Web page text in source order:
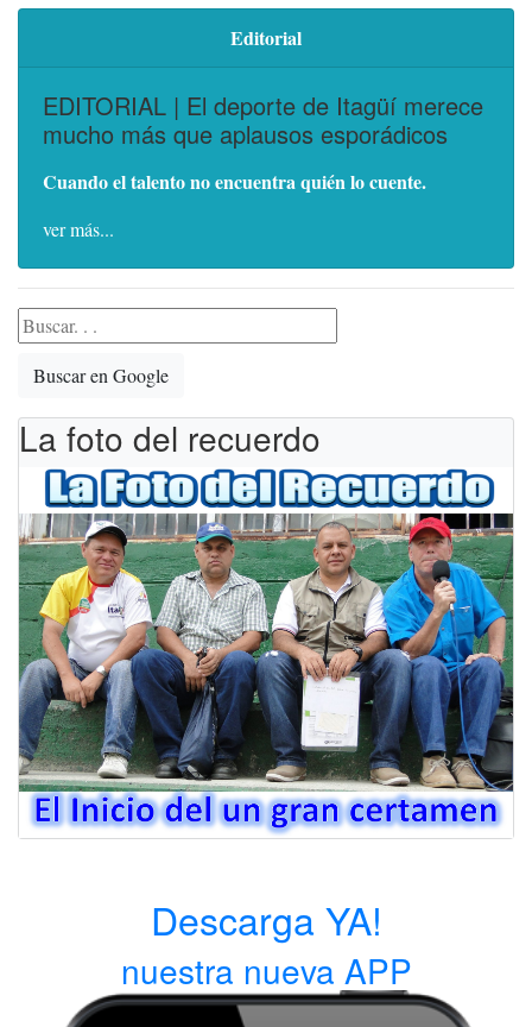
Editorial
EDITORIAL | El deporte de Itagüí merece
mucho más que aplausos esporádicos
Cuando el talento no encuentra quién lo cuente.
ver más...
Buscar en Google
La foto del recuerdo
Descarga YA!
nuestra nueva APP